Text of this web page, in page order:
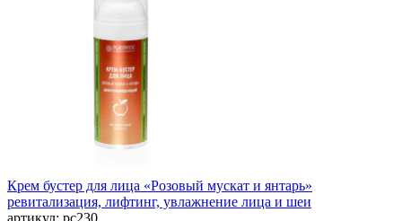
Крем бустер для лица «Розовый мускат и янтарь»
ревитализация, лифтинг, увлажнение лица и шеи
aртикул: рс230